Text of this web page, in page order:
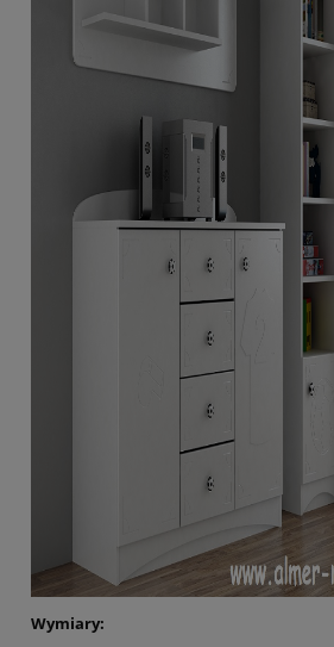
Wymiary: